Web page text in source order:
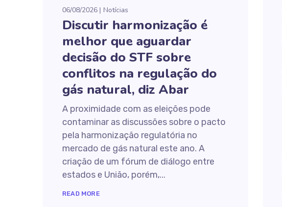
06/08/2026 Notícias
Discutir harmonização é
melhor que aguardar
decisão do STF sobre
conflitos na regulação do
gás natural, diz Abar
A proximidade com as eleições pode
contaminar as discussões sobre o pacto
pela harmonização regulatória no
mercado de gás natural este ano. A
criação de um fórum de diálogo entre
estados e União, porém,...
READ MORE